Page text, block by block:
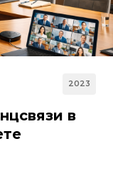
2023
в